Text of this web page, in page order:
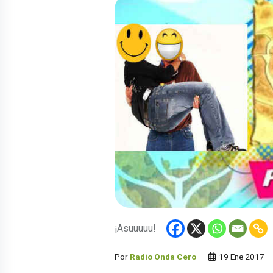
¡Asuuuuu!
Por Radio Onda Cero 19 Ene 2017